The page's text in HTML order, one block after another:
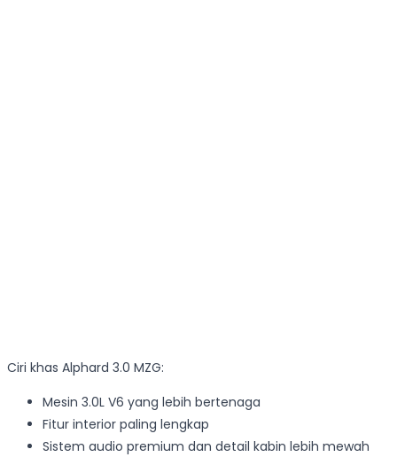
Ciri khas Alphard 3.0 MZG:
Mesin 3.0L V6 yang lebih bertenaga
Fitur interior paling lengkap
Sistem audio premium dan detail kabin lebih mewah